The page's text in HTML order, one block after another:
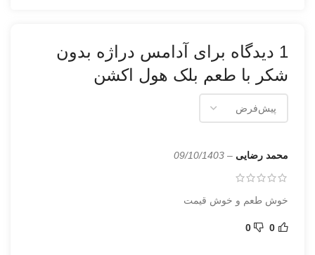
1 دیدگاه برای
آدامس دراژه بدون
شکر با طعم بلک هول اکشن
محمد رضایی –
09/10/1403
خوش طعم و خوش قیمت
0
0